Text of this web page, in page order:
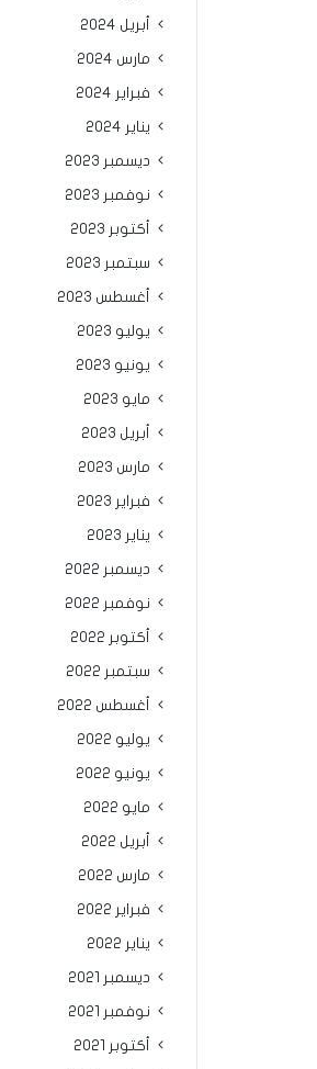
أبريل 2024
مارس 2024
فبراير 2024
يناير 2024
ديسمبر 2023
نوفمبر 2023
أكتوبر 2023
سبتمبر 2023
أغسطس 2023
يوليو 2023
يونيو 2023
مايو 2023
أبريل 2023
مارس 2023
فبراير 2023
يناير 2023
ديسمبر 2022
نوفمبر 2022
أكتوبر 2022
سبتمبر 2022
أغسطس 2022
يوليو 2022
يونيو 2022
مايو 2022
أبريل 2022
مارس 2022
فبراير 2022
يناير 2022
ديسمبر 2021
نوفمبر 2021
أكتوبر 2021